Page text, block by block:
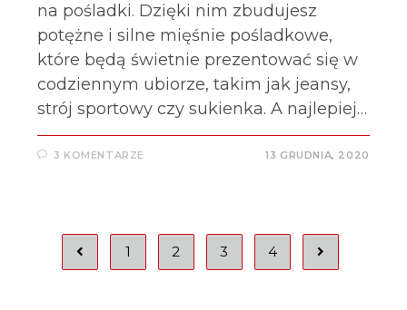
na pośladki. Dzięki nim zbudujesz
potężne i silne mięśnie pośladkowe,
które będą świetnie prezentować się w
codziennym ubiorze, takim jak jeansy,
strój sportowy czy sukienka. A najlepiej…
3 KOMENTARZE 13 GRUDNIA, 2020
1 2 3 4